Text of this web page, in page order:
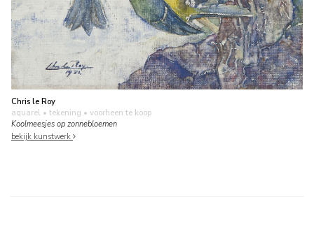
Chris le Roy
aquarel • tekening • voorheen te koop
Koolmeesjes op zonnebloemen
bekijk kunstwerk